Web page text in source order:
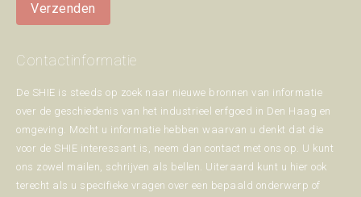
Verzenden
Contactinformatie
De SHIE is steeds op zoek naar nieuwe bronnen van informatie
over de geschiedenis van het industrieel erfgoed in Den Haag en
omgeving. Mocht u informatie hebben waarvan u denkt dat die
voor de SHIE interessant is, neem dan contact met ons op. U kunt
ons zowel mailen, schrijven als bellen. Uiteraard kunt u hier ook
terecht als u specifieke vragen over een bepaald onderwerp of